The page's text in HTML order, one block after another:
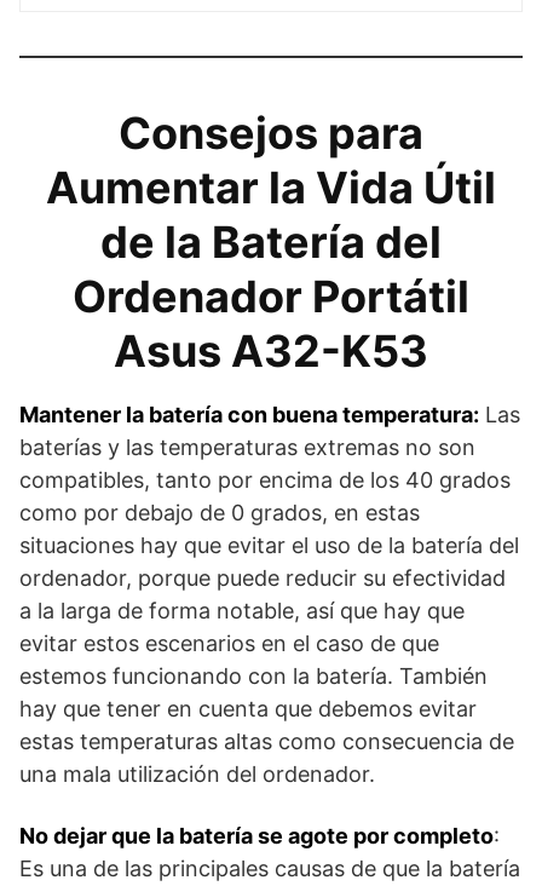
Consejos para
Aumentar la Vida Útil
de la Batería del
Ordenador Portátil
Asus A32-K53
Mantener la batería con buena temperatura: Las
baterías y las temperaturas extremas no son
compatibles, tanto por encima de los 40 grados
como por debajo de 0 grados, en estas
situaciones hay que evitar el uso de la batería del
ordenador, porque puede reducir su efectividad
a la larga de forma notable, así que hay que
evitar estos escenarios en el caso de que
estemos funcionando con la batería. También
hay que tener en cuenta que debemos evitar
estas temperaturas altas como consecuencia de
una mala utilización del ordenador.
No dejar que la batería se agote por completo:
Es una de las principales causas de que la batería